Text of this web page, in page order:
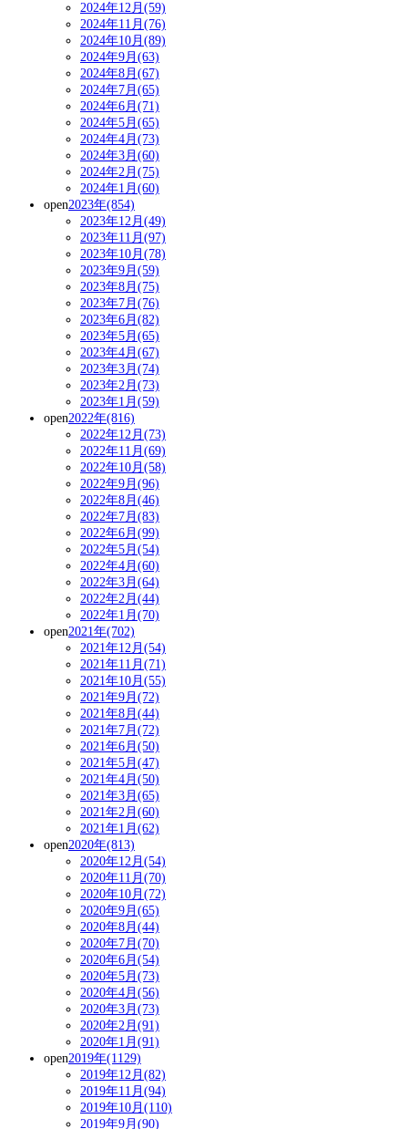
2024年12月(59)
2024年11月(76)
2024年10月(89)
2024年9月(63)
2024年8月(67)
2024年7月(65)
2024年6月(71)
2024年5月(65)
2024年4月(73)
2024年3月(60)
2024年2月(75)
2024年1月(60)
open2023年(854)
2023年12月(49)
2023年11月(97)
2023年10月(78)
2023年9月(59)
2023年8月(75)
2023年7月(76)
2023年6月(82)
2023年5月(65)
2023年4月(67)
2023年3月(74)
2023年2月(73)
2023年1月(59)
open2022年(816)
2022年12月(73)
2022年11月(69)
2022年10月(58)
2022年9月(96)
2022年8月(46)
2022年7月(83)
2022年6月(99)
2022年5月(54)
2022年4月(60)
2022年3月(64)
2022年2月(44)
2022年1月(70)
open2021年(702)
2021年12月(54)
2021年11月(71)
2021年10月(55)
2021年9月(72)
2021年8月(44)
2021年7月(72)
2021年6月(50)
2021年5月(47)
2021年4月(50)
2021年3月(65)
2021年2月(60)
2021年1月(62)
open2020年(813)
2020年12月(54)
2020年11月(70)
2020年10月(72)
2020年9月(65)
2020年8月(44)
2020年7月(70)
2020年6月(54)
2020年5月(73)
2020年4月(56)
2020年3月(73)
2020年2月(91)
2020年1月(91)
open2019年(1129)
2019年12月(82)
2019年11月(94)
2019年10月(110)
2019年9月(90)